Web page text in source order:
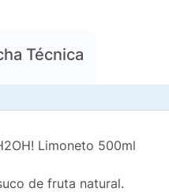
Técnica
Limoneto 500ml
de fruta natural.